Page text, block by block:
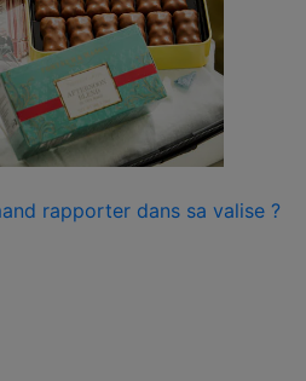
rapporter dans sa valise ?